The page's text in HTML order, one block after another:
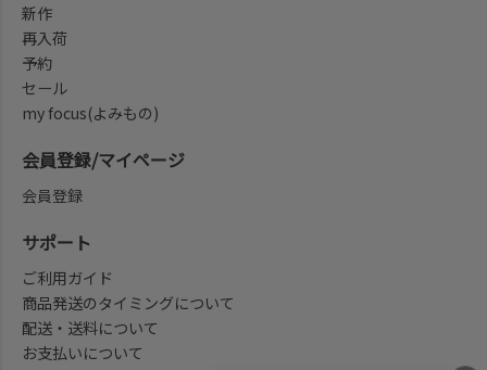
新作
再入荷
予約
セール
my focus(よみもの)
会員登録/マイページ
会員登録
サポート
ご利用ガイド
商品発送のタイミングについて
配送・送料について
お支払いについて